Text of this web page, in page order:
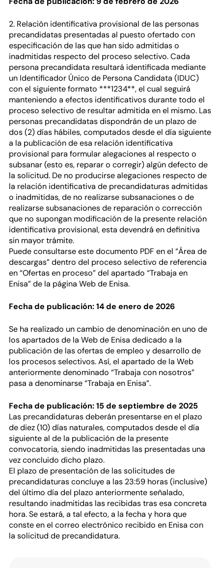
2. Relación identificativa provisional de las personas
precandidatas presentadas al puesto ofertado con
especificación de las que han sido admitidas o
inadmitidas respecto del proceso selectivo. Cada
persona precandidata resultará identificada mediante
un Identificador Único de Persona Candidata (IDUC)
con el siguiente formato ***1234**, el cual seguirá
manteniendo a efectos identificativos durante todo el
proceso selectivo de resultar admitida en el mismo. Las
personas precandidatas dispondrán de un plazo de
dos (2) días hábiles, computados desde el día siguiente
a la publicación de esa relación identificativa
provisional para formular alegaciones al respecto o
subsanar (esto es, reparar o corregir) algún defecto de
la solicitud. De no producirse alegaciones respecto de
la relación identificativa de precandidaturas admitidas
o inadmitidas, de no realizarse subsanaciones o de
realizarse subsanaciones de reparación o corrección
que no supongan modificación de la presente relación
identificativa provisional, esta devendrá en definitiva
sin mayor trámite.
Puede consultarse este documento PDF en el “Área de
descargas” dentro del proceso selectivo de referencia
en “Ofertas en proceso” del apartado “Trabaja en
Enisa” de la página Web de Enisa.
Fecha de publicación: 14 de enero de 2026
Se ha realizado un cambio de denominación en uno de
los apartados de la Web de Enisa dedicado a la
publicación de las ofertas de empleo y desarrollo de
los procesos selectivos. Así, el apartado de la Web
anteriormente denominado “Trabaja con nosotros”
pasa a denominarse “Trabaja en Enisa”.
Fecha de publicación: 15 de septiembre de 2025
Las precandidaturas deberán presentarse en el plazo
de diez (10) días naturales, computados desde el día
siguiente al de la publicación de la presente
convocatoria, siendo inadmitidas las presentadas una
vez concluido dicho plazo.
El plazo de presentación de las solicitudes de
precandidaturas concluye a las 23:59 horas (inclusive)
del último día del plazo anteriormente señalado,
resultando inadmitidas las recibidas tras esa concreta
hora. Se estará, a tal efecto, a la fecha y hora que
conste en el correo electrónico recibido en Enisa con
la solicitud de precandidatura.